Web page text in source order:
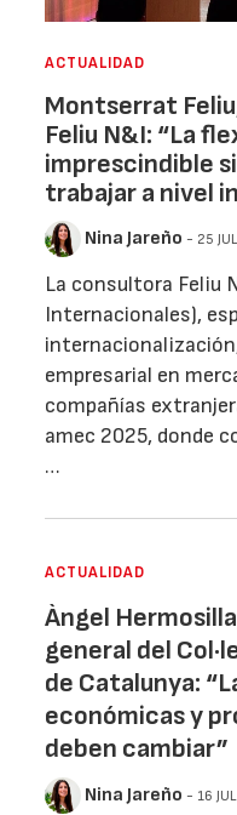
ACTUALIDAD
Montserrat
Feliu N&I: “La
imprescindible
trabajar a nivel
Nina Jareño - 25
La consultora Feliu
Internacionales),
empresarial en
compañías
amec 2025, donde
…
ACTUALIDAD
Àngel
general del
de Catalunya:
económicas y
deben cambiar”
Nina Jareño - 16